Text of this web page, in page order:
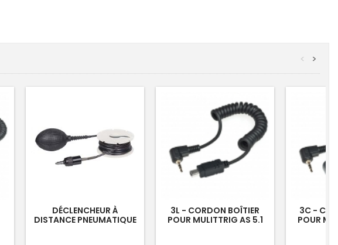
>
<
DÉCLENCHEUR À
DISTANCE PNEUMATIQUE
3L - CORDON BOÎTIER
POUR MULITTRIG AS 5.1
3C -
POUR